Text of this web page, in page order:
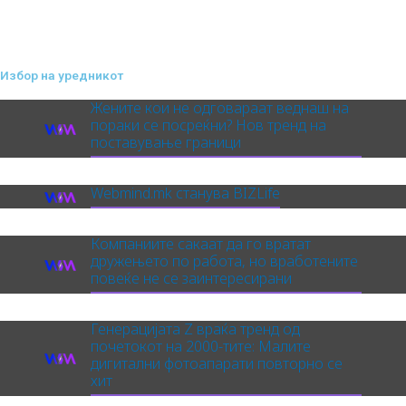
Избор на уредникот
Жените кои не одговараат веднаш на
пораки се посреќни? Нов тренд на
поставување граници
Webmind.mk станува BIZLife
Компаниите сакаат да го вратат
дружењето по работа, но вработените
повеќе не се заинтересирани
Генерацијата Z враќа тренд од
почетокот на 2000-тите: Малите
дигитални фотоапарати повторно се
хит